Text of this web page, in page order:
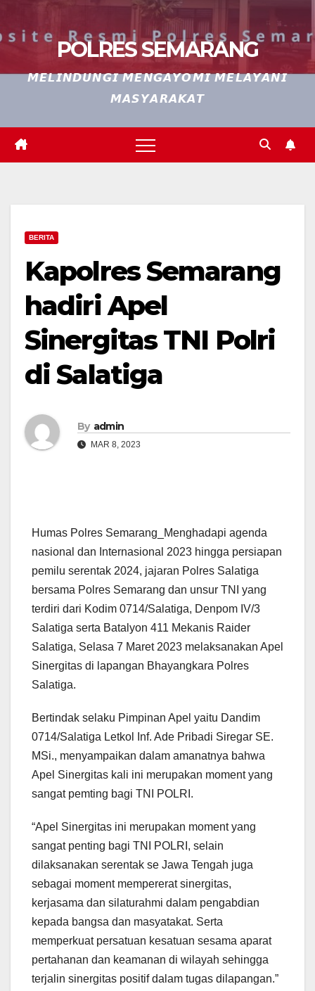
POLRES SEMARANG
𝙈𝙀𝙇𝙄𝙉𝘿𝙐𝙉𝙂𝙄 𝙈𝙀𝙉𝙂𝘼𝙔𝙊𝙈𝙄 𝙈𝙀𝙇𝘼𝙔𝘼𝙉𝙄
𝙈𝘼𝙎𝙔𝘼𝙍𝘼𝙆𝘼𝙏
BERITA
Kapolres Semarang
hadiri Apel
Sinergitas TNI Polri
di Salatiga
By admin
MAR 8, 2023
Humas Polres Semarang_Menghadapi agenda
nasional dan Internasional 2023 hingga persiapan
pemilu serentak 2024, jajaran Polres Salatiga
bersama Polres Semarang dan unsur TNI yang
terdiri dari Kodim 0714/Salatiga, Denpom IV/3
Salatiga serta Batalyon 411 Mekanis Raider
Salatiga, Selasa 7 Maret 2023 melaksanakan Apel
Sinergitas di lapangan Bhayangkara Polres
Salatiga.
Bertindak selaku Pimpinan Apel yaitu Dandim
0714/Salatiga Letkol Inf. Ade Pribadi Siregar SE.
MSi., menyampaikan dalam amanatnya bahwa
Apel Sinergitas kali ini merupakan moment yang
sangat pemting bagi TNI POLRI.
“Apel Sinergitas ini merupakan moment yang
sangat penting bagi TNI POLRI, selain
dilaksanakan serentak se Jawa Tengah juga
sebagai moment mempererat sinergitas,
kerjasama dan silaturahmi dalam pengabdian
kepada bangsa dan masyatakat. Serta
memperkuat persatuan kesatuan sesama aparat
pertahanan dan keamanan di wilayah sehingga
terjalin sinergitas positif dalam tugas dilapangan.”